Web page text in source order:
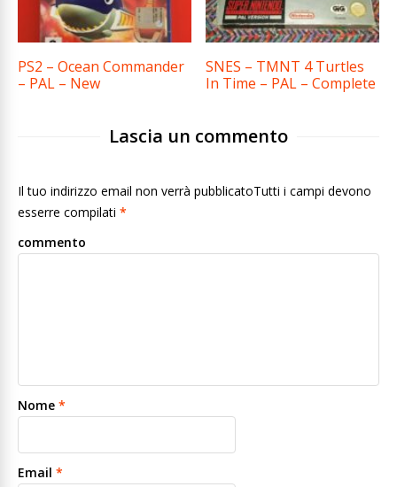
PS2 – Ocean Commander
– PAL – New
SNES – TMNT 4 Turtles
In Time – PAL – Complete
Lascia un commento
Il tuo indirizzo email non verrà pubblicatoTutti i campi devono
esserre compilati *
commento
Nome *
Email *